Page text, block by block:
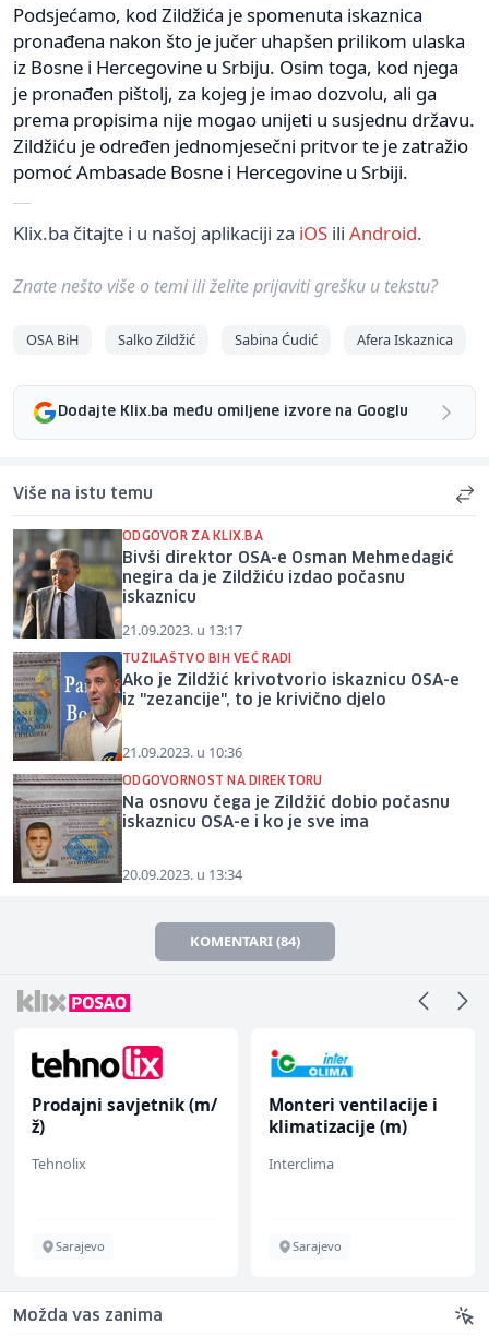
Podsjećamo, kod Zildžića je spomenuta iskaznica
pronađena nakon što je jučer uhapšen prilikom ulaska
iz Bosne i Hercegovine u Srbiju. Osim toga, kod njega
je pronađen pištolj, za kojeg je imao dozvolu, ali ga
prema propisima nije mogao unijeti u susjednu državu.
Zildžiću je određen jednomjesečni pritvor te je zatražio
pomoć Ambasade Bosne i Hercegovine u Srbiji.
Klix.ba čitajte i u našoj aplikaciji za iOS ili Android.
Znate nešto više o temi ili želite prijaviti grešku u tekstu?
OSA BiH Salko Zildžić Sabina Ćudić Afera Iskaznica
Dodajte Klix.ba među omiljene izvore na Googlu
Više na istu temu
ODGOVOR ZA KLIX.BA
Bivši direktor OSA-e Osman Mehmedagić
negira da je Zildžiću izdao počasnu
iskaznicu
21.09.2023. u 13:17
TUŽILAŠTVO BIH VEĆ RADI
Ako je Zildžić krivotvorio iskaznicu OSA-e
iz "zezancije", to je krivično djelo
21.09.2023. u 10:36
ODGOVORNOST NA DIREKTORU
Na osnovu čega je Zildžić dobio počasnu
iskaznicu OSA-e i ko je sve ima
20.09.2023. u 13:34
KOMENTARI (84)
Prodajni savjetnik (m/
ž)
Tehnolix
Sarajevo
Monteri ventilacije i
klimatizacije (m)
Interclima
Sarajevo
Možda vas zanima